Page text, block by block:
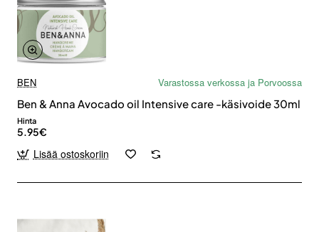
BEN
Varastossa verkossa ja Porvoossa
Ben & Anna Avocado oil Intensive care -käsivoide 30ml
Hinta
5.95€
Lisää ostoskoriin